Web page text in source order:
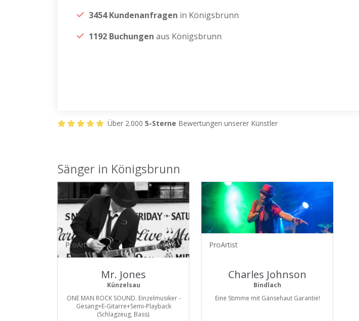
3454 Kundenanfragen in Königsbrunn
1192 Buchungen aus Königsbrunn
Über 2.000 5-Sterne Bewertungen unserer Künstler
Sänger in Königsbrunn
ProArtist
Mr. Jones
Künzelsau
ONE MAN ROCK SOUND. Einzelmusiker -
Gesang+E-Gitarre+Semi-Playback
(Schlagzeug, Bass).
ProArtist
Charles Johnson
Bindlach
Eine Stimme mit Gänsehaut Garantie!